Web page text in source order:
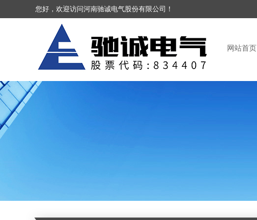
您好，欢迎访问河南驰诚电气股份有限公司！
网站首页